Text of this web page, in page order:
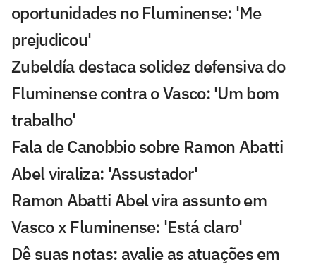
oportunidades no Fluminense: 'Me
prejudicou'
Zubeldía destaca solidez defensiva do
Fluminense contra o Vasco: 'Um bom
trabalho'
Fala de Canobbio sobre Ramon Abatti
Abel viraliza: 'Assustador'
Ramon Abatti Abel vira assunto em
Vasco x Fluminense: 'Está claro'
Dê suas notas: avalie as atuações em